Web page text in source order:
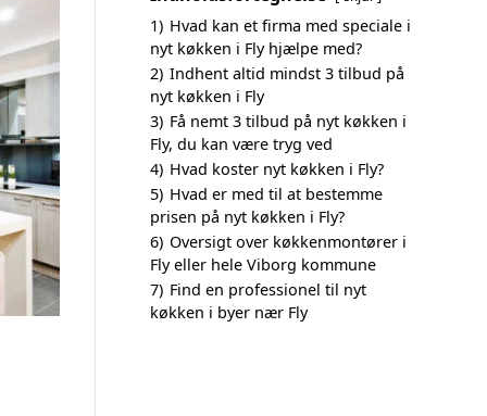
1) Hvad kan et firma med speciale i
nyt køkken i Fly hjælpe med?
2) Indhent altid mindst 3 tilbud på
nyt køkken i Fly
3) Få nemt 3 tilbud på nyt køkken i
Fly, du kan være tryg ved
4) Hvad koster nyt køkken i Fly?
5) Hvad er med til at bestemme
prisen på nyt køkken i Fly?
6) Oversigt over køkkenmontører i
Fly eller hele Viborg kommune
7) Find en professionel til nyt
køkken i byer nær Fly